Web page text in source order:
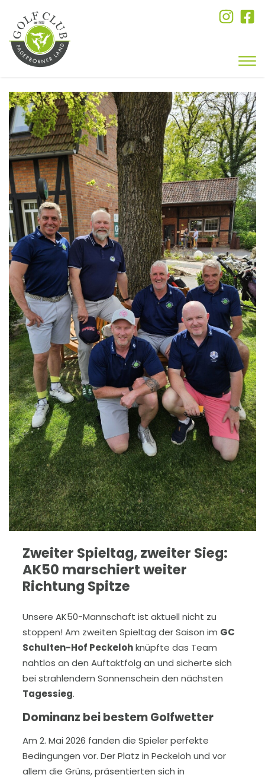
Zweiter Spieltag, zweiter Sieg:
AK50 marschiert weiter
Richtung Spitze
Unsere AK50-Mannschaft ist aktuell nicht zu
stoppen! Am zweiten Spieltag der Saison im GC
Schulten-Hof Peckelohknüpfte das Team
nahtlos an den Auftaktfolg an und sicherte sich
bei strahlendem Sonnenschein den nächsten
Tagessieg.
Dominanz bei bestem Golfwetter
Am 2. Mai 2026 fanden die Spieler perfekte
Bedingungen vor. Der Platz in Peckeloh und vor
allem die Grüns, präsentierten sich in